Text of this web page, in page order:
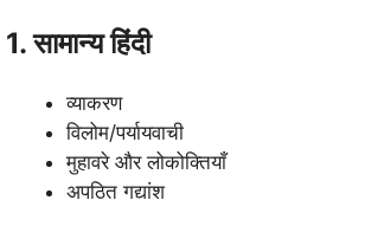
1. सामान्य हिंदी
व्याकरण
विलोम/पर्यायवाची
मुहावरे और लोकोक्तियाँ
अपठित गद्यांश